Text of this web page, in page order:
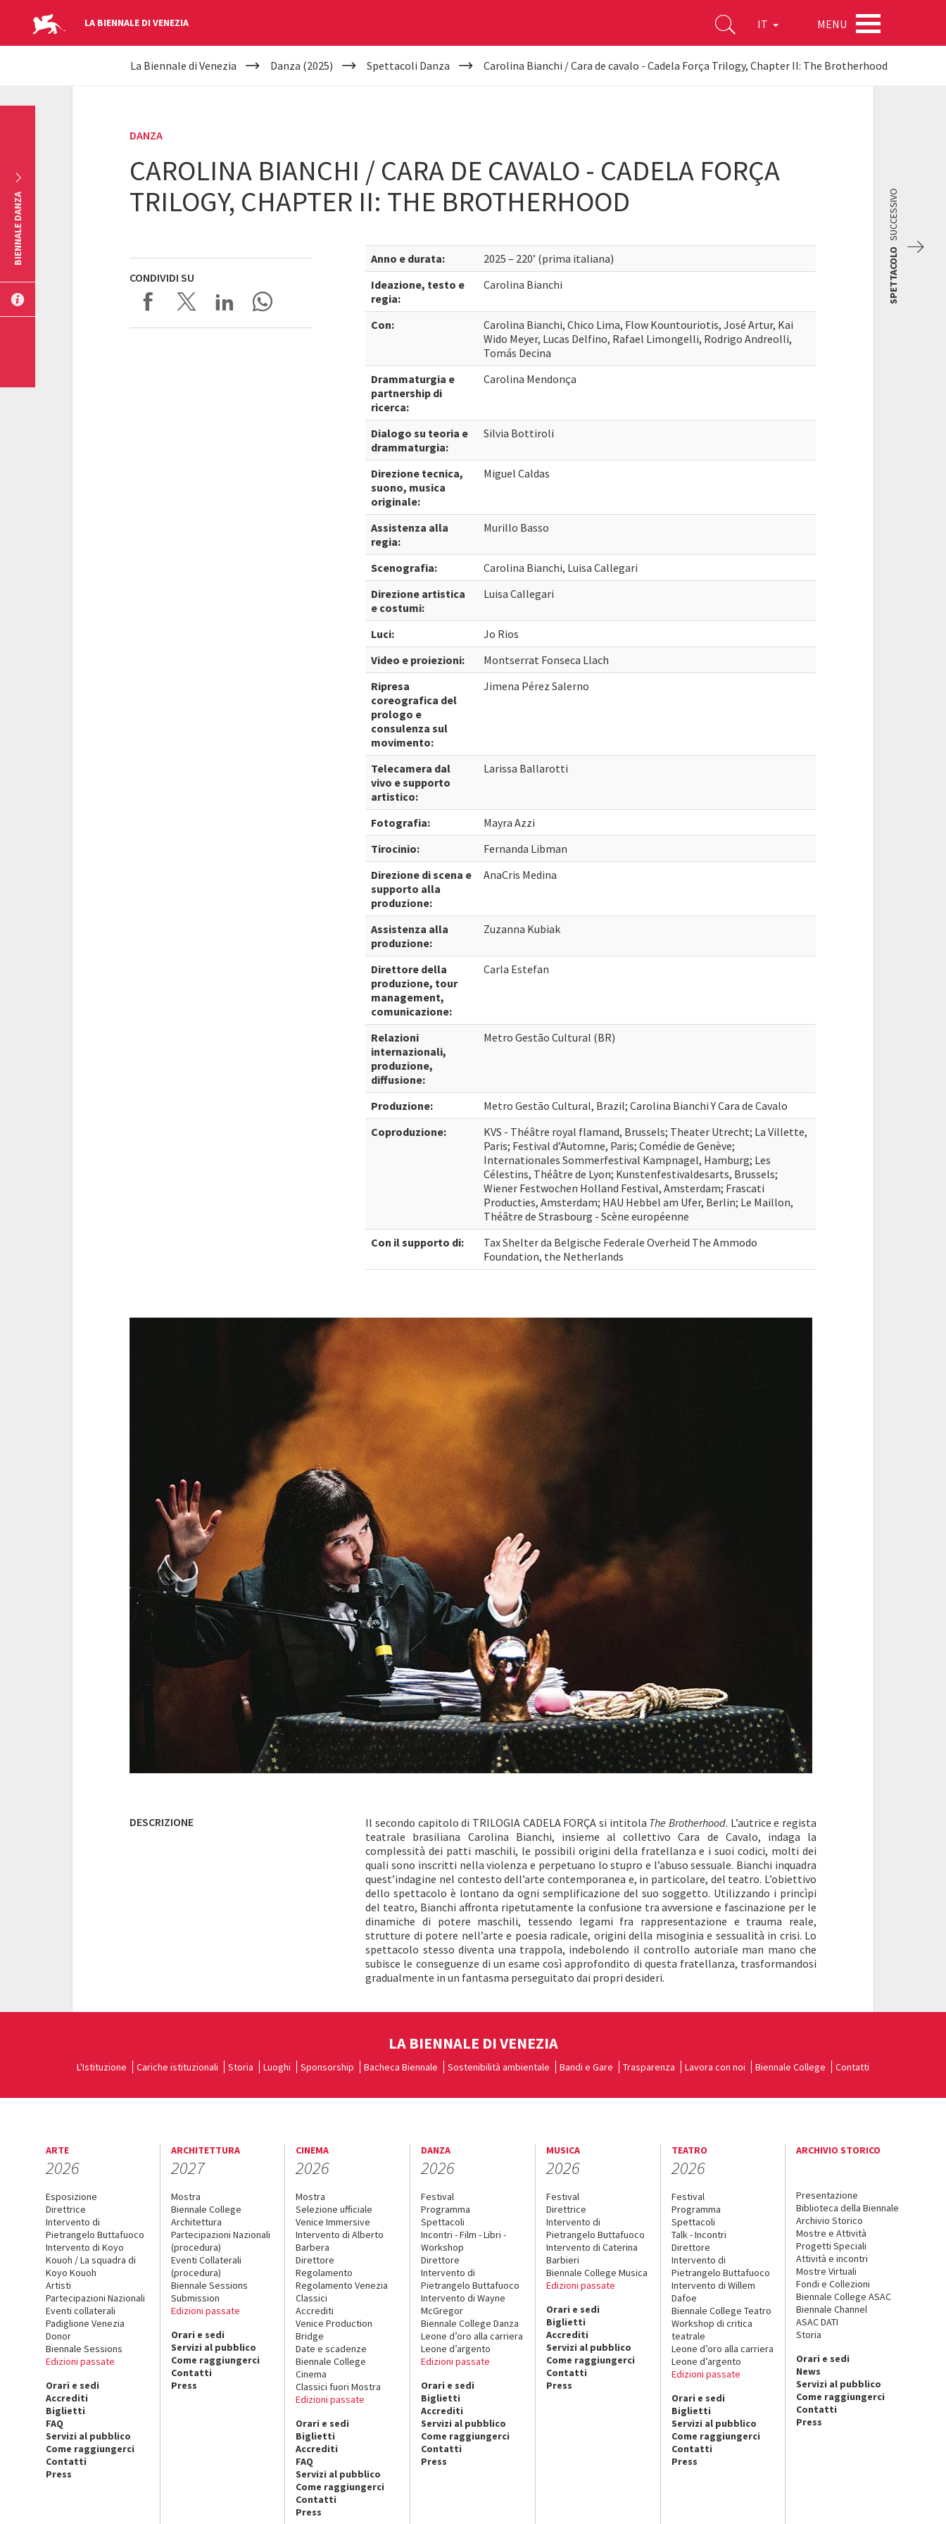
LA BIENNALE DI VENEZIA IT MENU
YOUR
La Biennale di Venezia Danza (2025) Spettacoli Danza Carolina Bianchi / Cara de cavalo - Cadela Força Trilogy, Chapter II: The Brotherhood
DANZA
CAROLINA BIANCHI / CARA DE CAVALO - CADELA FORÇA
TRILOGY, CHAPTER II: THE BROTHERHOOD
CONDIVIDI SU
Anno e durata:
2025 – 220’ (prima italiana)
Ideazione, testo e
regia:
Carolina Bianchi
Con:
Carolina Bianchi, Chico Lima, Flow Kountouriotis, José Artur, Kai
Wido Meyer, Lucas Delfino, Rafael Limongelli, Rodrigo Andreolli,
Tomás Decina
Drammaturgia e
partnership di
ricerca:
Carolina Mendonça
Dialogo su teoria e
drammaturgia:
Silvia Bottiroli
Direzione tecnica,
suono, musica
originale:
Miguel Caldas
Assistenza alla
regia:
Murillo Basso
Scenografia:
Carolina Bianchi, Luisa Callegari
Direzione artistica
e costumi:
Luisa Callegari
Luci:
Jo Rios
Video e proiezioni:
Montserrat Fonseca Llach
Ripresa
coreografica del
prologo e
consulenza sul
movimento:
Jimena Pérez Salerno
Telecamera dal
vivo e supporto
artistico:
Larissa Ballarotti
Fotografia:
Mayra Azzi
Tirocinio:
Fernanda Libman
Direzione di scena e
supporto alla
produzione:
AnaCris Medina
Assistenza alla
produzione:
Zuzanna Kubiak
Direttore della
produzione, tour
management,
comunicazione:
Carla Estefan
Relazioni
internazionali,
produzione,
diffusione:
Metro Gestão Cultural (BR)
Produzione:
Metro Gestão Cultural, Brazil; Carolina Bianchi Y Cara de Cavalo
Coproduzione:
KVS - Théâtre royal flamand, Brussels; Theater Utrecht; La Villette,
Paris; Festival d’Automne, Paris; Comédie de Genève;
Internationales Sommerfestival Kampnagel, Hamburg; Les
Célestins, Théâtre de Lyon; Kunstenfestivaldesarts, Brussels;
Wiener Festwochen Holland Festival, Amsterdam; Frascati
Producties, Amsterdam; HAU Hebbel am Ufer, Berlin; Le Maillon,
Théâtre de Strasbourg - Scène européenne
Con il supporto di:
Tax Shelter da Belgische Federale Overheid The Ammodo
Foundation, the Netherlands
SPETTACOLO
SUCCESSIVO
DESCRIZIONE Il secondo capitolo di TRILOGIA CADELA FORÇA si intitola The Brotherhood. L’autrice e regista
teatrale brasiliana Carolina Bianchi, insieme al collettivo Cara de Cavalo, indaga la
complessità dei patti maschili, le possibili origini della fratellanza e i suoi codici, molti dei
quali sono inscritti nella violenza e perpetuano lo stupro e l’abuso sessuale. Bianchi inquadra
quest’indagine nel contesto dell’arte contemporanea e, in particolare, del teatro. L’obiettivo
dello spettacolo è lontano da ogni semplificazione del suo soggetto. Utilizzando i princìpi
del teatro, Bianchi affronta ripetutamente la confusione tra avversione e fascinazione per le
dinamiche di potere maschili, tessendo legami fra rappresentazione e trauma reale,
strutture di potere nell’arte e poesia radicale, origini della misoginia e sessualità in crisi. Lo
spettacolo stesso diventa una trappola, indebolendo il controllo autoriale man mano che
subisce le conseguenze di un esame così approfondito di questa fratellanza, trasformandosi
gradualmente in un fantasma perseguitato dai propri desideri.
BIENNALE DANZA
LA BIENNALE DI VENEZIA
L'Istituzione Cariche istituzionali Storia Luoghi Sponsorship Bacheca Biennale Sostenibilità ambientale Bandi e Gare Trasparenza Lavora con noi Biennale College Contatti
ARTE
2026
Esposizione
Direttrice
Intervento di
Pietrangelo Buttafuoco
Intervento di Koyo
Kouoh / La squadra di
Koyo Kouoh
Artisti
Partecipazioni Nazionali
Eventi collaterali
Padiglione Venezia
Donor
Biennale Sessions
Edizioni passate
Orari e sedi
Accrediti
Biglietti
FAQ
Servizi al pubblico
Come raggiungerci
Contatti
Press
ARCHITETTURA
2027
Mostra
Biennale College
Architettura
Partecipazioni Nazionali
(procedura)
Eventi Collaterali
(procedura)
Biennale Sessions
Submission
Edizioni passate
Orari e sedi
Servizi al pubblico
Come raggiungerci
Contatti
Press
CINEMA
2026
Mostra
Selezione ufficiale
Venice Immersive
Intervento di Alberto
Barbera
Direttore
Regolamento
Regolamento Venezia
Classici
Accrediti
Venice Production
Bridge
Date e scadenze
Biennale College
Cinema
Classici fuori Mostra
Edizioni passate
Orari e sedi
Biglietti
Accrediti
FAQ
Servizi al pubblico
Come raggiungerci
Contatti
Press
DANZA
2026
Festival
Programma
Spettacoli
Incontri - Film - Libri -
Workshop
Direttore
Intervento di
Pietrangelo Buttafuoco
Intervento di Wayne
McGregor
Biennale College Danza
Leone d’oro alla carriera
Leone d’argento
Edizioni passate
Orari e sedi
Biglietti
Accrediti
Servizi al pubblico
Come raggiungerci
Contatti
Press
MUSICA
2026
Festival
Direttrice
Intervento di
Pietrangelo Buttafuoco
Intervento di Caterina
Barbieri
Biennale College Musica
Edizioni passate
Orari e sedi
Biglietti
Accrediti
Servizi al pubblico
Come raggiungerci
Contatti
Press
TEATRO
2026
Festival
Programma
Spettacoli
Talk - Incontri
Direttore
Intervento di
Pietrangelo Buttafuoco
Intervento di Willem
Dafoe
Biennale College Teatro
Workshop di critica
teatrale
Leone d’oro alla carriera
Leone d’argento
Edizioni passate
Orari e sedi
Biglietti
Servizi al pubblico
Come raggiungerci
Contatti
Press
ARCHIVIO STORICO
Presentazione
Biblioteca della Biennale
Archivio Storico
Mostre e Attività
Progetti Speciali
Attività e incontri
Mostre Virtuali
Fondi e Collezioni
Biennale College ASAC
Biennale Channel
ASAC DATI
Storia
Orari e sedi
News
Servizi al pubblico
Come raggiungerci
Contatti
Press